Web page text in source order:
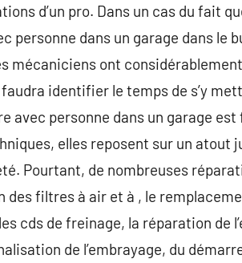
d’un pro. Dans un cas du fait
personne dans un garage dans le
mécaniciens ont
identifier le temps de s’y
avec personne dans un garage
elles reposent sur un atout
Pourtant, de nombreuses
filtres à air et à , le
cds de freinage, la réparation de
de l’embrayage, du